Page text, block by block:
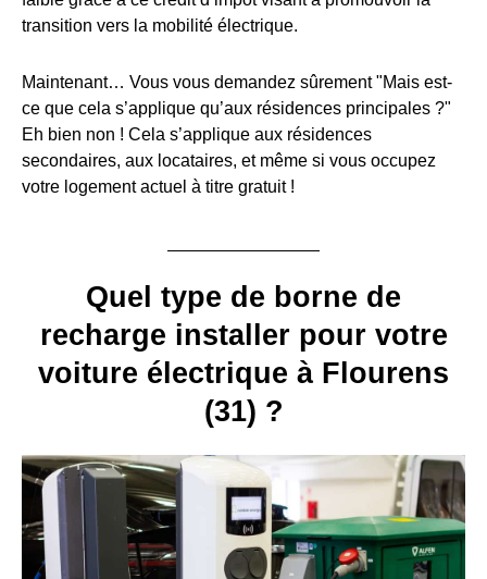
transition vers la mobilité électrique.
Maintenant… Vous vous demandez sûrement "Mais est-
ce que cela s’applique qu’aux résidences principales ?"
Eh bien non ! Cela s’applique aux résidences
secondaires, aux locataires, et même si vous occupez
votre logement actuel à titre gratuit !
Quel type de borne de
recharge installer pour votre
voiture électrique à Flourens
(31) ?